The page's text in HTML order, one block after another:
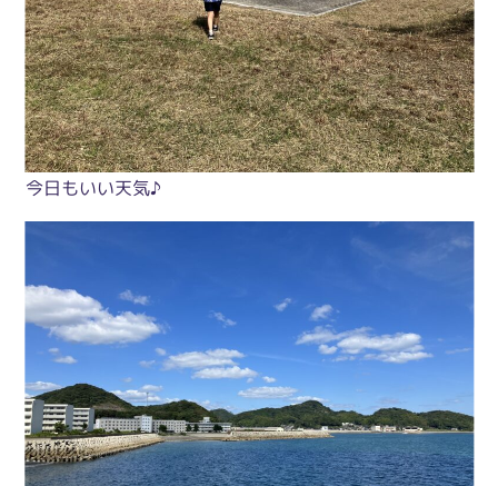
今日もいい天気♪